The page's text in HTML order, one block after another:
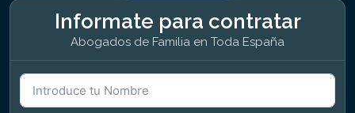
Informate para contratar
Abogados de Familia en Toda España
Formulario Name + Phone + Mail